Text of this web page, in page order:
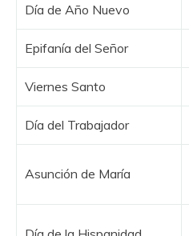
Día de Año Nuevo
Epifanía del Señor
Viernes Santo
Día del Trabajador
Asunción de María